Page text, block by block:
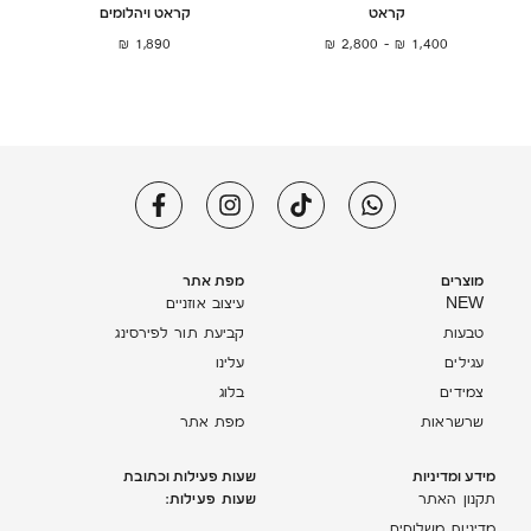
קראט
1,400
₪
–
2,800
₪
קראט ויהלומים
1,890
₪
מוצרים
NEW
טבעות
עגילים
צמידים
שרשראות
מפת אתר
עיצוב אוזניים
קביעת תור לפירסינג
עלינו
בלוג
מפת אתר
מידע ומדיניות
תקנון האתר
שעות פעילות וכתובת
שעות פעילות: